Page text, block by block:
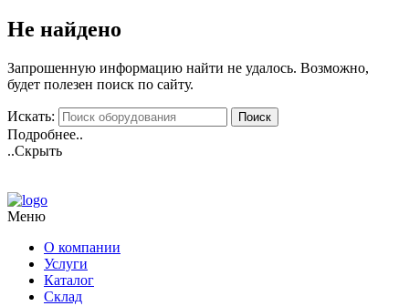
Не найдено
Запрошенную информацию найти не удалось. Возможно,
будет полезен поиск по сайту.
Искать: Поиск
Подробнее..
..Скрыть
Меню
О компании
Услуги
Каталог
Склад